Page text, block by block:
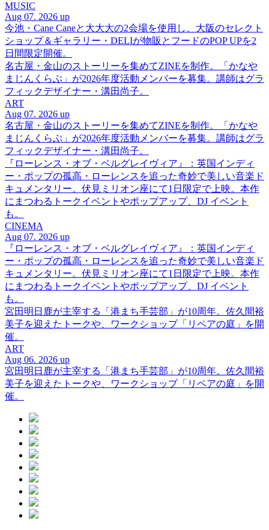
MUSIC
Aug 07. 2026 up
今池・Cane Caneと大大大の2会場を使用し、大阪のセレクト
ショップ＆ギャラリー・DELIが物販とフードのPOP UPを2
日間限定開催。
名古屋・金山のストーリーを集めてZINEを制作。「かなや
まじんくらぶ」が2026年度活動メンバーを募集。講師はグラ
フィックデザイナー・溝田尚子。
ART
Aug 07. 2026 up
名古屋・金山のストーリーを集めてZINEを制作。「かなや
まじんくらぶ」が2026年度活動メンバーを募集。講師はグラ
フィックデザイナー・溝田尚子。
『ローレンス・オブ・ベルグレイヴィア』：英国インディ
ー・ポップの孤高・ローレンスを追った奇妙で美しい音楽ド
キュメンタリー。伏見ミリオン座にて1日限定で上映。本作
にまつわるトークイベントやポップアップ、DJ イベント
も。
CINEMA
Aug 07. 2026 up
『ローレンス・オブ・ベルグレイヴィア』：英国インディ
ー・ポップの孤高・ローレンスを追った奇妙で美しい音楽ド
キュメンタリー。伏見ミリオン座にて1日限定で上映。本作
にまつわるトークイベントやポップアップ、DJ イベント
も。
宮田明日鹿が主宰する「港まち手芸部」が10周年。佐久間裕
美子を迎えたトークや、ワークショップ「リペアの庭」を開
催。
ART
Aug 06. 2026 up
宮田明日鹿が主宰する「港まち手芸部」が10周年。佐久間裕
美子を迎えたトークや、ワークショップ「リペアの庭」を開
催。